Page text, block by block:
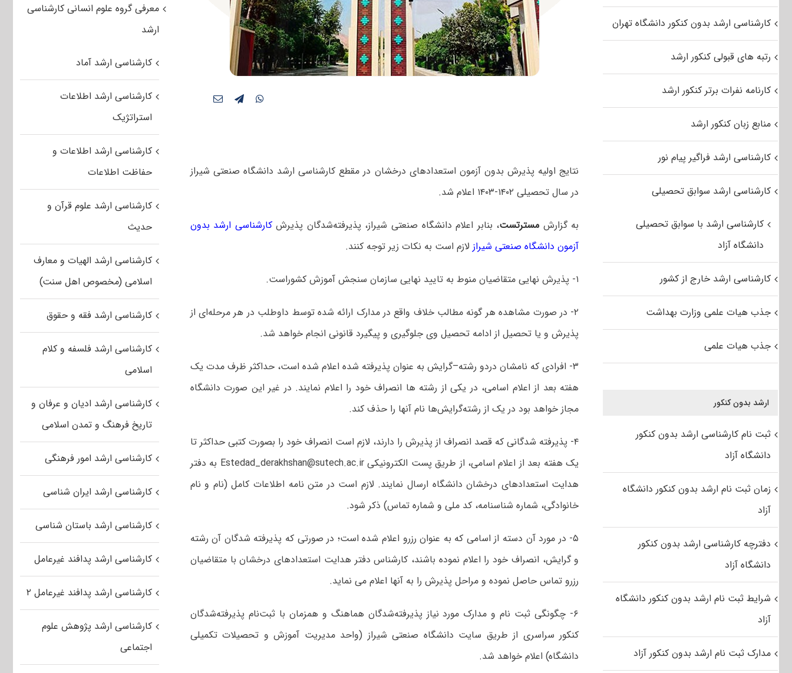
نتایج اولیه پذیرش بدون آزمون استعدادهای درخشان در مقطع کارشناسی ارشد دانشگاه صنعتی شیراز
در سال تحصیلی ۱۴۰۲-۱۴۰۳ اعلام شد.
به گزارش مسترتست، بنابر اعلام دانشگاه صنعتی شیراز، پذیرفته‌شدگان پذیرشکارشناسی ارشد بدون
آزمون دانشگاه صنعتی شیرازلازم است به نکات زیر توجه کنند.
۱- پذیرش نهایی متقاضیان منوط به تایید نهایی سازمان سنجش آموزش کشوراست.
۲- در صورت مشاهده هر گونه مطالب خلاف واقع در مدارک ارائه شده توسط داوطلب در هر مرحله‌ای از
پذیرش و یا تحصیل از ادامه تحصیل وی جلوگیری و پیگیرد قانونی انجام خواهد شد.
۳- افرادی که نامشان دردو رشته–گرایش به عنوان پذیرفته شده اعلام شده است، حداکثر ظرف مدت یک
هفته بعد از اعلام اسامی، در یکی از رشته ها انصراف خود را اعلام نمایند. در غیر این صورت دانشگاه
مجاز خواهد بود در یک از رشته‌گرایش‌ها نام آنها را حذف کند.
۴- پذیرفته شدگانی که قصد انصراف از پذیرش را دارند، لازم است انصراف خود را بصورت کتبی حداکثر تا
یک هفته بعد از اعلام اسامی، از طریق پست الکترونیکی Estedad_derakhshan@sutech.ac.ir به دفتر
هدایت استعدادهای درخشان دانشگاه ارسال نمایند. لازم است در متن نامه اطلاعات کامل (نام و نام
خانوادگی، شماره شناسنامه، کد ملی و شماره تماس) ذکر شود.
۵- در مورد آن دسته از اسامی که به عنوان رزرو اعلام شده است؛ در صورتی که پذیرفته شدگان آن رشته
و گرایش، انصراف خود را اعلام نموده باشند، کارشناس دفتر هدایت استعدادهای درخشان با متقاضیان
رزرو تماس حاصل نموده و مراحل پذیرش را به آنها اعلام می نماید.
۶- چگونگی ثبت نام و مدارک مورد نیاز پذیرفته‌شدگان هماهنگ و همزمان با ثبت‌نام پذیرفته‌شدگان
کنکور سراسری از طریق سایت دانشگاه صنعتی شیراز (واحد مدیریت آموزش و تحصیلات تکمیلی
دانشگاه) اعلام خواهد شد.
معرفی گروه علوم انسانی کارشناسی
ارشد
کارشناسی ارشد آماد
کارشناسی ارشد اطلاعات
استراتژیک
کارشناسی ارشد اطلاعات و
حفاظت اطلاعات
کارشناسی ارشد علوم قرآن و
حدیث
کارشناسی ارشد الهیات و معارف
اسلامی (مخصوص اهل سنت)
کارشناسی ارشد فقه و حقوق
کارشناسی ارشد فلسفه و کلام
اسلامی
کارشناسی ارشد ادیان و عرفان و
تاریخ فرهنگ و تمدن اسلامی
کارشناسی ارشد امور فرهنگی
کارشناسی ارشد ایران شناسی
کارشناسی ارشد باستان شناسی
کارشناسی ارشد پدافند غیرعامل
کارشناسی ارشد پدافند غیرعامل ۲
کارشناسی ارشد پژوهش علوم
اجتماعی
کارشناسی ارشد بدون کنکور دانشگاه تهران
رتبه های قبولی کنکور ارشد
کارنامه نفرات برتر کنکور ارشد
منابع زبان کنکور ارشد
کارشناسی ارشد فراگیر پیام نور
کارشناسی ارشد سوابق تحصیلی
کارشناسی ارشد با سوابق تحصیلی
دانشگاه آزاد
کارشناسی ارشد خارج از کشور
جذب هیات علمی وزارت بهداشت
جذب هیات علمی
ارشد بدون کنکور
ثبت نام کارشناسی ارشد بدون کنکور
دانشگاه آزاد
زمان ثبت نام ارشد بدون کنکور دانشگاه
آزاد
دفترچه کارشناسی ارشد بدون کنکور
دانشگاه آزاد
شرایط ثبت نام ارشد بدون کنکور دانشگاه
آزاد
مدارک ثبت نام ارشد بدون کنکور آزاد